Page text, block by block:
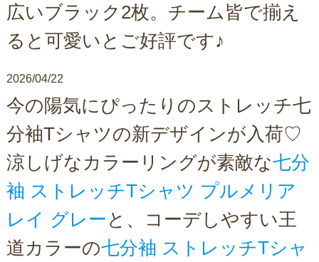
広いブラック2枚。チーム皆で揃え
ると可愛いとご好評です♪
2026/04/22
今の陽気にぴったりのストレッチ七
分袖Tシャツの新デザインが入荷♡
涼しげなカラーリングが素敵な七分
袖 ストレッチTシャツ プルメリア
レイ グレー と、コーデしやすい王
道カラーの七分袖 ストレッチTシャ